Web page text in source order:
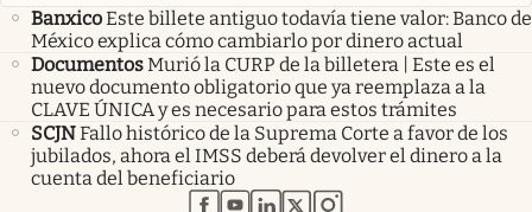
BanxicoEste billete antiguo todavía tiene valor: Banco de
México explica cómo cambiarlo por dinero actual
DocumentosMurió la CURP de la billetera | Este es el
nuevo documento obligatorio que ya reemplaza a la
CLAVE ÚNICA y es necesario para estos trámites
SCJNFallo histórico de la Suprema Corte a favor de los
jubilados, ahora el IMSS deberá devolver el dinero a la
cuenta del beneficiario
abre en nueva pestaña
abre en nueva pestaña
abre en nueva pestaña
abre en nueva pestaña
abre en nueva pestaña